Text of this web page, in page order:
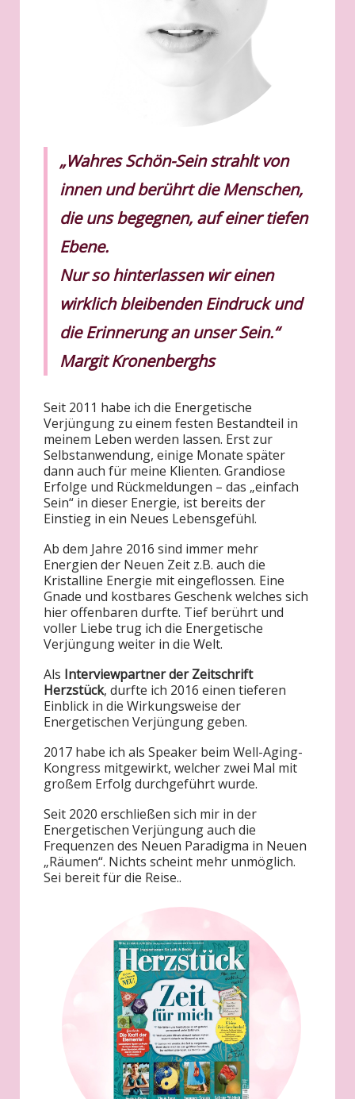
„Wahres Schön-Sein strahlt von
innen und berührt die Menschen,
die uns begegnen, auf einer tiefen
Ebene.
Nur so hinterlassen wir einen
wirklich bleibenden Eindruck und
die Erinnerung an unser Sein.“
Margit Kronenberghs
Seit 2011 habe ich die Energetische
Verjüngung zu einem festen Bestandteil in
meinem Leben werden lassen. Erst zur
Selbstanwendung, einige Monate später
dann auch für meine Klienten. Grandiose
Erfolge und Rückmeldungen – das „einfach
Sein“ in dieser Energie, ist bereits der
Einstieg in ein Neues Lebensgefühl.
Ab dem Jahre 2016 sind immer mehr
Energien der Neuen Zeit z.B. auch die
Kristalline Energie mit eingeflossen. Eine
Gnade und kostbares Geschenk welches sich
hier offenbaren durfte. Tief berührt und
voller Liebe trug ich die Energetische
Verjüngung weiter in die Welt.
Als Interviewpartner der Zeitschrift
Herzstück, durfte ich 2016 einen tieferen
Einblick in die Wirkungsweise der
Energetischen Verjüngung geben.
2017 habe ich als Speaker beim Well-Aging-
Kongress mitgewirkt, welcher zwei Mal mit
großem Erfolg durchgeführt wurde.
Seit 2020 erschließen sich mir in der
Energetischen Verjüngung auch die
Frequenzen des Neuen Paradigma in Neuen
„Räumen“. Nichts scheint mehr unmöglich.
Sei bereit für die Reise..